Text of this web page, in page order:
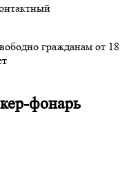
гражданам от 18
фонарь